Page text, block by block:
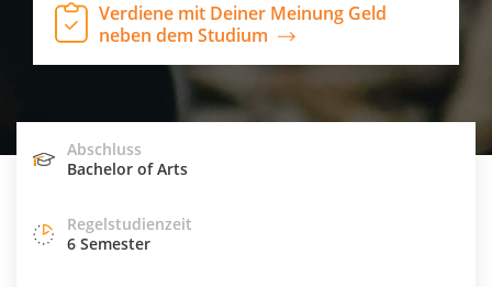
Verdiene mit Deiner Meinung Geld
neben dem Studium
Abschluss
Bachelor of Arts
Regelstudienzeit
6 Semester